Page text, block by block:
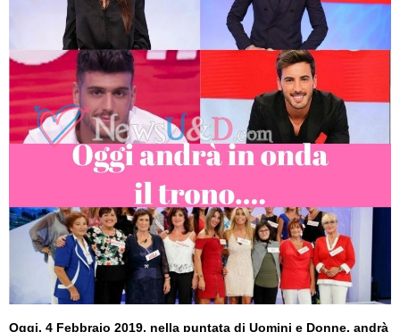
Oggi, 4 Febbraio 2019, nella puntata di Uomini e Donne, andrà